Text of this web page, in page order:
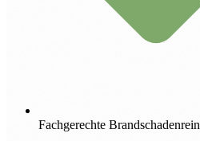
Fachgerechte